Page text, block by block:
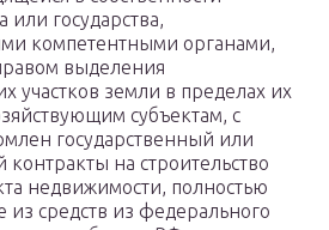
или государства,
компетентными органами,
выделения
участков земли в пределах их
субъектам, с
государственный или
на строительство
недвижимости, полностью
средств из федерального